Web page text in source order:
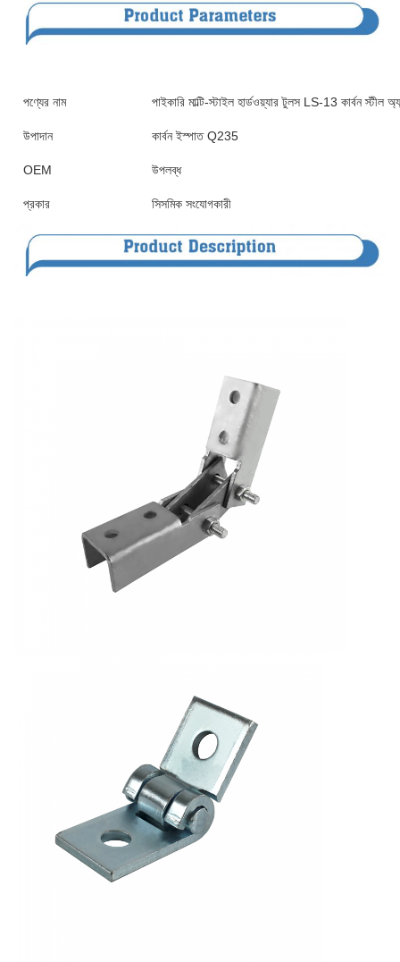
পণ্যের নাম পাইকারি মাল্টি-স্টাইল হার্ডওয়্যার টুলস LS-13 কার্বন স্টীল
উপাদান কার্বন ইস্পাত Q235
OEM উপলব্ধ
প্রকার সিসমিক সংযোগকারী